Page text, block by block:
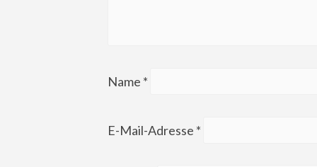
Name *
E-Mail-Adresse *